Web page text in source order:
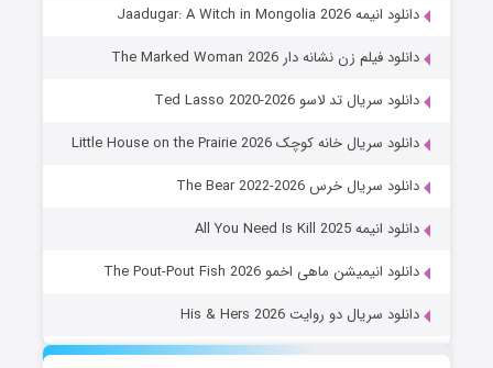
دانلود انیمه Jaadugar: A Witch in Mongolia 2026
دانلود فیلم زن نشانه دار The Marked Woman 2026
دانلود سریال تد لاسو Ted Lasso 2020-2026
دانلود سریال خانه کوچک Little House on the Prairie 2026
دانلود سریال خرس The Bear 2022-2026
دانلود انیمه All You Need Is Kill 2025
دانلود انیمیشن ماهی اخمو The Pout-Pout Fish 2026
دانلود سریال دو روایت His & Hers 2026